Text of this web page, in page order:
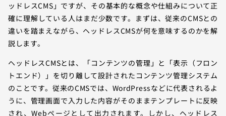
ッドレスCMS」ですが、その基本的な概念や仕組みについて正
確に理解している人はまだ少数です。まずは、従来のCMSとの
違いを踏まえながら、ヘッドレスCMSが何を意味するのかを解
説します。
ヘッドレスCMSとは、「コンテンツの管理」と「表示（フロン
トエンド）」を切り離して設計されたコンテンツ管理システム
のことです。従来のCMSでは、WordPressなどに代表されるよ
うに、管理画面で入力した内容がそのままテンプレートに反映
され、Webページとして出力されます。しかし、ヘッドレス